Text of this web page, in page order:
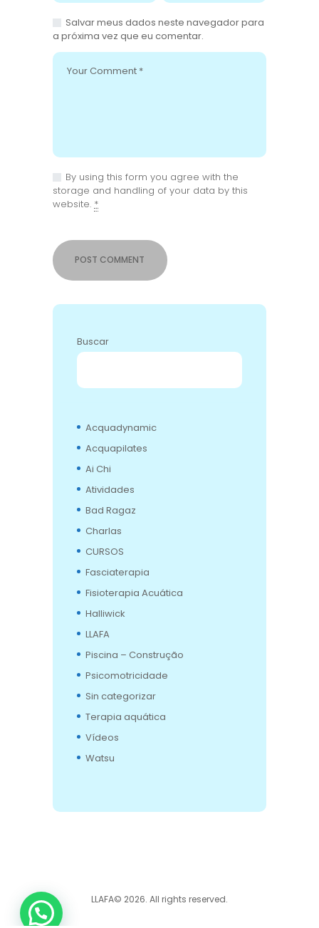
Salvar meus dados neste navegador para
a próxima vez que eu comentar.
By using this form you agree with the
storage and handling of your data by this
website. *
Buscar
Acquadynamic
Acquapilates
Ai Chi
Atividades
Bad Ragaz
Charlas
CURSOS
Fasciaterapia
Fisioterapia Acuática
Halliwick
LLAFA
Piscina – Construção
Psicomotricidade
Sin categorizar
Terapia aquática
Vídeos
Watsu
LLAFA© 2026. All rights reserved.
1